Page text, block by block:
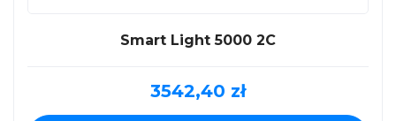
Smart Light 5000 2C
3542,40 zł